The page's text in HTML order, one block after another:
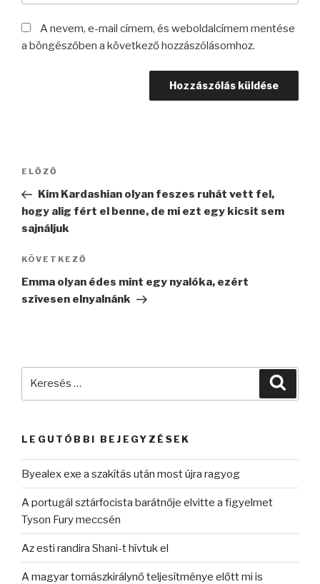
A nevem, e-mail címem, és weboldalcímem mentése
a böngészőben a következő hozzászólásomhoz.
Bejegyzés
Korábbi
bejegyzés
ELŐZŐ
Kim Kardashian olyan feszes ruhát vett fel,
hogy alig fért el benne, de mi ezt egy kicsit sem
sajnáljuk
Következő
bejegyzés
KÖVETKEZŐ
Emma olyan édes mint egy nyalóka, ezért
szívesen elnyalnánk
LEGUTÓBBI BEJEGYZÉSEK
Byealex exe a szakítás után most újra ragyog
A portugál sztárfocista barátnője elvitte a figyelmet
Tyson Fury meccsén
Az esti randira Shani-t hívtuk el
A magyar tornászkirálynő teljesítménye előtt mi is